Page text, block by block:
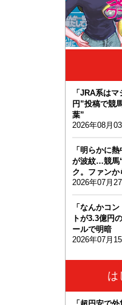
「JRA系は
円”投稿で競
葉”
2026年08月
「明らかに
が波紋…競馬
ク。ファン
2026年07月
「なんかコ
トが3.3億円
ールで明暗
2026年07月
は